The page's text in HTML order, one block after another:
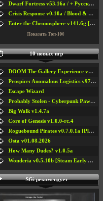
Dwarf Fortress v53.16a / + Русская Версия v50.12a
Crisis Response v0.10a / Blood & Bullet
Enter the Chronosphere v141.6g [Steam Early Access]
Показать Топ-100
10 новых игр
DOOM The Gallery Experience v1.4.2
Prospice: Anomalous Logistics v97 [Playtest]
Escape Wizard
Probably Stolen - Cyberpunk Pawnshop Simulator v048c [Playtest]
Big Walk v1.4.7a
Core of Genesis v1.0.0-rc.4
Roguebound Pirates v0.7.0.1a [Playtest]
Osta v01.08.2026
How Many Dudes? v1.0.5a
Wonderia v0.5.10b [Steam Early Access]
SGi рекомендует